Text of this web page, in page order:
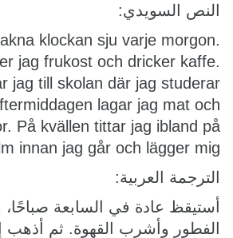
النص السويدي:
klockan sju varje morgon.
jag frukost och dricker kaffe.
jag till skolan där jag studerar
lagar jag mat och
På kvällen tittar jag ibland på
innan jag går och lägger mig.
الترجمة العربية:
أستيقظ عادة في السابعة صباحًا،
الفطور وأشرب القهوة. ثم أذهب